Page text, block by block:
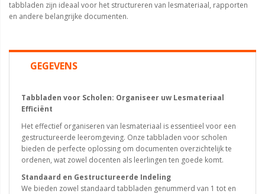
tabbladen zijn ideaal voor het structureren van lesmateriaal, rapporten
en andere belangrijke documenten.
GEGEVENS
Tabbladen voor Scholen: Organiseer uw Lesmateriaal
Efficiënt
Het effectief organiseren van lesmateriaal is essentieel voor een
gestructureerde leeromgeving. Onze tabbladen voor scholen
bieden de perfecte oplossing om documenten overzichtelijk te
ordenen, wat zowel docenten als leerlingen ten goede komt.
Standaard en Gestructureerde Indeling
We bieden zowel standaard tabbladen genummerd van 1 tot en